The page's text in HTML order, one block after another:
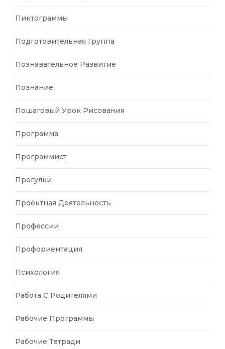
Пиктограммы
Подготовительная Группа
Познавательное Развитие
Познание
Пошаговый Урок Рисования
Программа
Программист
Прогулки
Проектная Деятельность
Профессии
Профориентация
Психология
Работа С Родителями
Рабочие Программы
Рабочие Тетради